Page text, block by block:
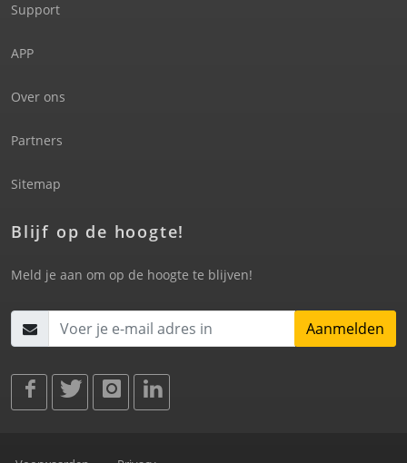
Support
APP
Over ons
Partners
Sitemap
Blijf op de hoogte!
Meld je aan om op de hoogte te blijven!
Aanmelden